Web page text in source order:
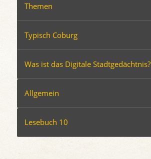
Themen
Typisch Coburg
Was ist das Digitale Stadtgedächtnis?
Allgemein
Lesebuch 10